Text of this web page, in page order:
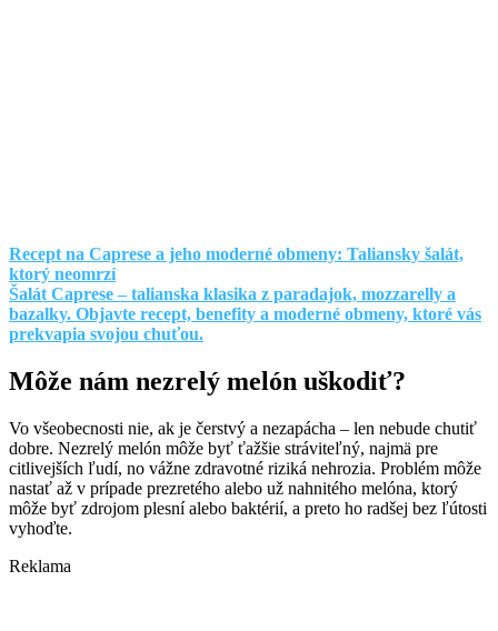
Recept na Caprese a jeho moderné obmeny: Taliansky šalát,
ktorý neomrzí
Šalát Caprese – talianska klasika z paradajok, mozzarelly a
bazalky. Objavte recept, benefity a moderné obmeny, ktoré vás
prekvapia svojou chuťou.
Môže nám nezrelý melón uškodiť?
Vo všeobecnosti nie, ak je čerstvý a nezapácha – len nebude chutiť
dobre. Nezrelý melón môže byť ťažšie stráviteľný, najmä pre
citlivejších ľudí, no vážne zdravotné riziká nehrozia. Problém môže
nastať až v prípade prezretého alebo už nahnitého melóna, ktorý
môže byť zdrojom plesní alebo baktérií, a preto ho radšej bez ľútosti
vyhoďte.
Reklama